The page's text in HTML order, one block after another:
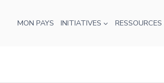
MON PAYS INITIATIVES RESSOURCES